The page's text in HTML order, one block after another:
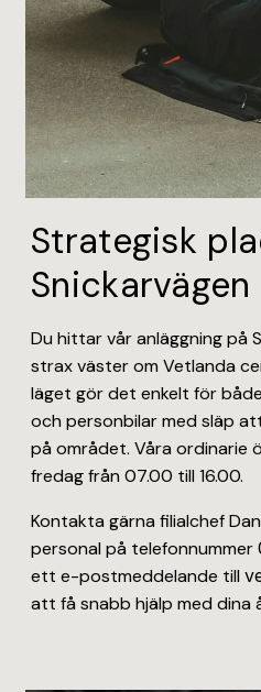
Strategisk
Snickarvägen
Du hittar vår anläggning på
strax väster om Vetlanda
läget gör det enkelt för
och personbilar med släp
på området. Våra ordinarie
fredag från 07.00 till 16.00.
Kontakta gärna filialchef
personal på telefonnummer
ett e-postmeddelande till
att få snabb hjälp med dina